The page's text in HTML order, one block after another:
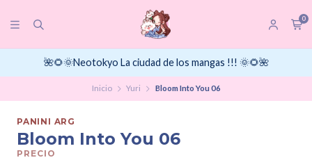
0
🌺🌻🌞Neotokyo La ciudad de los mangas !!! 🌞🌻🌺
Inicio Yuri Bloom Into You 06
PANINI ARG
Bloom Into You 06
PRECIO